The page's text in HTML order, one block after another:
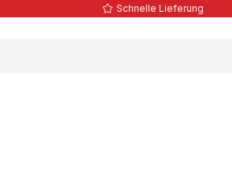
Schnelle Lieferung